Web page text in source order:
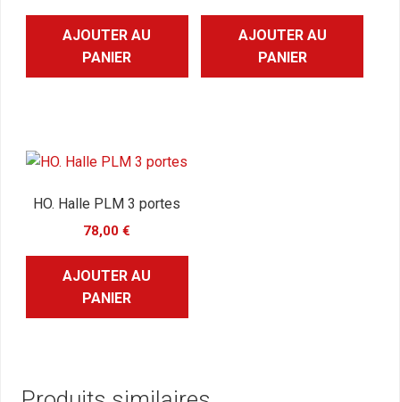
AJOUTER AU
PANIER
AJOUTER AU
PANIER
HO. Halle PLM 3 portes
78,00€
AJOUTER AU
PANIER